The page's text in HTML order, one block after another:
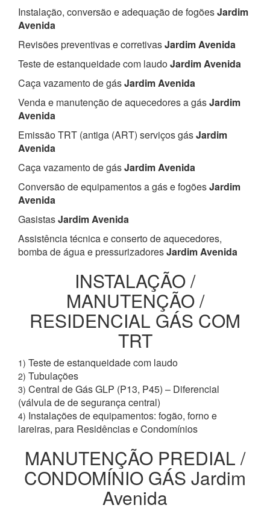
Instalação, conversão e adequação de fogõesJardim
Avenida
Revisões preventivas e corretivasJardim Avenida
Teste de estanqueidade com laudoJardim Avenida
Caça vazamento de gásJardim Avenida
Venda e manutenção de aquecedores a gásJardim
Avenida
Emissão TRT (antiga (ART) serviços gásJardim
Avenida
Caça vazamento de gásJardim Avenida
Conversão de equipamentos a gás e fogõesJardim
Avenida
GasistasJardim Avenida
Assistência técnica e conserto de aquecedores,
bomba de água e pressurizadoresJardim Avenida
INSTALAÇÃO /
MANUTENÇÃO /
RESIDENCIAL GÁS COM
TRT
1) Teste de estanqueidade com laudo
2) Tubulações
3) Central de Gás GLP (P13, P45) – Diferencial
(válvula de de segurança central)
4) Instalações de equipamentos: fogão, forno e
lareiras, para Residências e Condomínios
MANUTENÇÃO PREDIAL /
CONDOMÍNIO GÁS Jardim
Avenida